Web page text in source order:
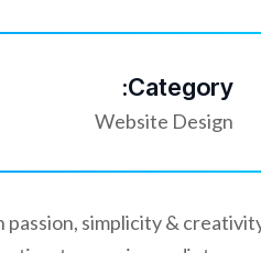
Category:
Website Design
simplicity &